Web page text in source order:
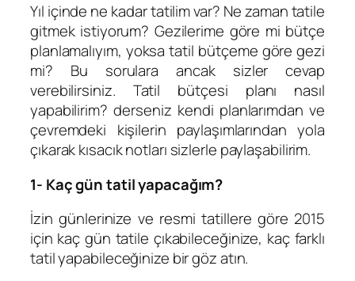
Yıl içinde ne kadar tatilim var? Ne zaman tatile
gitmek istiyorum? Gezilerime göre mi bütçe
planlamalıyım, yoksa tatil bütçeme göre gezi
mi? Bu sorulara ancak sizler cevap
verebilirsiniz. Tatil bütçesi planı nasıl
yapabilirim? derseniz kendi planlarımdan ve
çevremdeki kişilerin paylaşımlarından yola
çıkarak kısacık notları sizlerle paylaşabilirim.
1- Kaç gün tatil yapacağım?
İzin günlerinize ve resmi tatillere göre 2015
için kaç gün tatile çıkabileceğinize, kaç farklı
tatil yapabileceğinize bir göz atın.